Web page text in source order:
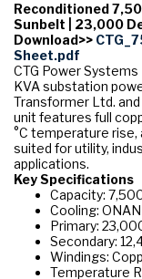
Reconditioned
Sunbelt | 23,000
Download>>
Sheet.pdf
CTG Power
KVA substation
Transformer Ltd.
unit features full
°C temperature rise,
suited for utility,
applications.
Key Specifications
Capacity:
Cooling: ONAN
Primary:
Secondary:
Windings:
Temperature